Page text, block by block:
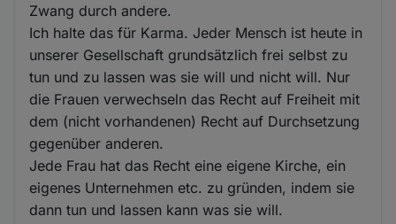
Zwang durch andere.
Ich halte das für Karma. Jeder Mensch ist heute in
unserer Gesellschaft grundsätzlich frei selbst zu
tun und zu lassen was sie will und nicht will. Nur
die Frauen verwechseln das Recht auf Freiheit mit
dem (nicht vorhandenen) Recht auf Durchsetzung
gegenüber anderen.
Jede Frau hat das Recht eine eigene Kirche, ein
eigenes Unternehmen etc. zu gründen, indem sie
dann tun und lassen kann was sie will.